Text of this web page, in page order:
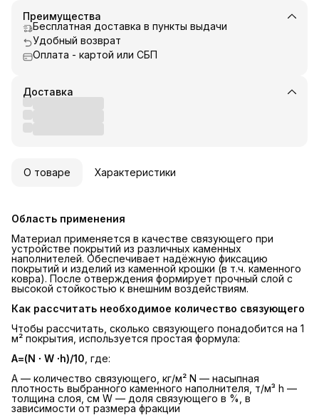
Преимущества
Бесплатная доставка в пункты выдачи
Удобный возврат
Оплата - картой или СБП
Доставка
О товаре Характеристики
Область применения
Материал применяется в качестве связующего при
устройстве покрытий из различных каменных
наполнителей. Обеспечивает надёжную фиксацию
покрытий и изделий из каменной крошки (в т.ч. каменного
ковра). После отверждения формирует прочный слой с
высокой стойкостью к внешним воздействиям.
Как рассчитать необходимое количество связующего
Чтобы рассчитать, сколько связующего понадобится на 1
м² покрытия, используется простая формула:
А=(N ∙ W ∙h)/10 , где:
A — количество связующего, кг/м² N — насыпная
плотность выбранного каменного наполнителя, т/м³ h —
толщина слоя, см W — доля связующего в %, в
зависимости от размера фракции